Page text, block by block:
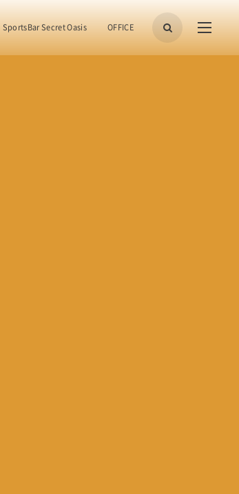
SportsBar Secret Oasis OFFICE